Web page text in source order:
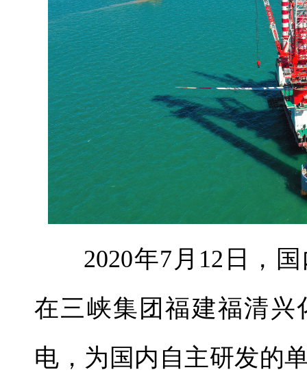
2020年7月12日，
在三峡集团福建福清
电，为国内自主研发的